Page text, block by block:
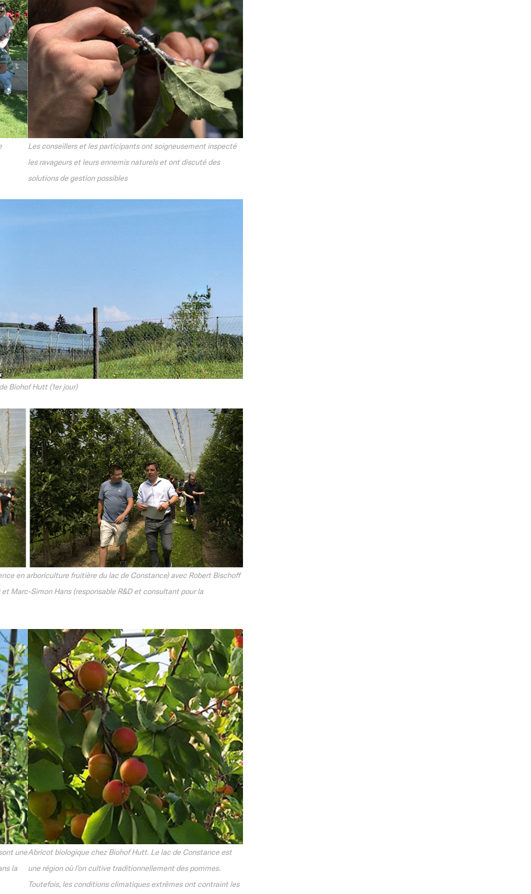
Les conseillers et les participants ont soigneusement inspecté
les ravageurs et leurs ennemis naturels et ont discuté des
solutions de gestion possibles
Biohof Hutt (1er jour)
en arboriculture fruitière du lac de Constance) avec Robert Bischoff
Marc-Simon Hans (responsable R&D et consultant pour la
une
la
Abricot biologique chez Biohof Hutt. Le lac de Constance est
une région où l'on cultive traditionnellement des pommes.
Toutefois, les conditions climatiques extrêmes ont contraint les